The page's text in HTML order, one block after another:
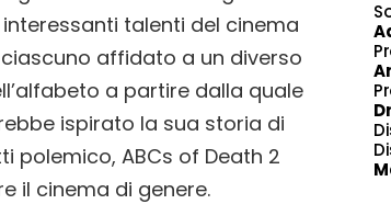
talenti del cinema
affidato a un diverso
a partire dalla quale
ispirato la sua storia di
polemico, ABCs of Death 2
il cinema di genere.